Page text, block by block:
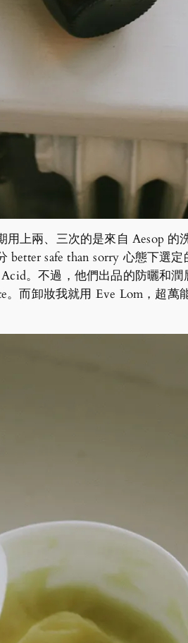
上兩、三次的是來自 Aesop
safe than sorry 心態下選
。不過，他們出品的防曬和
。而卸妝我就用 Eve Lom，超